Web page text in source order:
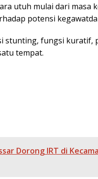
utuh mulai dari masa
potensi
stunting, fungsi
tempat.
Dorong IRT di